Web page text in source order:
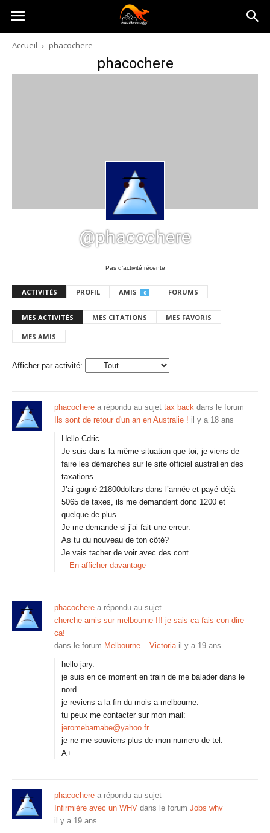
Australia-
australie.com
Accueil phacochere
phacochere
@phacochere
Pas d’activité récente
ACTIVITÉS PROFIL AMIS 0 FORUMS
MES ACTIVITÉS MES CITATIONS MES FAVORIS
MES AMIS
Afficher par activité:
phacochere a répondu au sujet tax back dans le forum
Ils sont de retour d'un an en Australie ! il y a 18 ans
Hello Cdric.
Je suis dans la même situation que toi, je viens de
faire les démarches sur le site officiel australien des
taxations.
J’ai gagné 21800dollars dans l’année et payé déjà
5065 de taxes, ils me demandent donc 1200 et
quelque de plus.
Je me demande si j’ai fait une erreur.
As tu du nouveau de ton côté?
Je vais tacher de voir avec des cont…
En afficher davantage
phacochere a répondu au sujet
cherche amis sur melbourne !!! je sais ca fais con dire
ca!
dans le forum Melbourne – Victoria il y a 19 ans
hello jary.
je suis en ce moment en train de me balader dans le
nord.
je reviens a la fin du mois a melbourne.
tu peux me contacter sur mon mail:
jeromebarnabe@yahoo.fr
je ne me souviens plus de mon numero de tel.
A+
phacochere a répondu au sujet
Infirmière avec un WHV dans le forum Jobs whv
il y a 19 ans